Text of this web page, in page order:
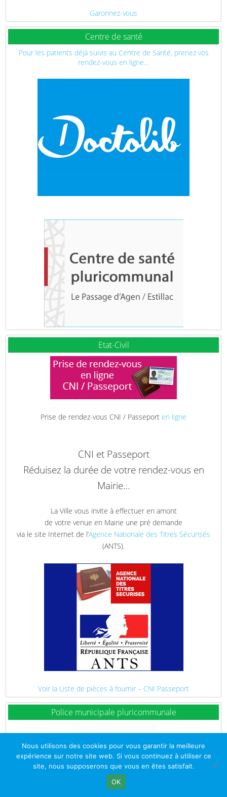
Garonnez-vous
Centre de santé
Pour les patients déjà suivis au Centre de Santé, prenez vos
rendez-vous en ligne…
Etat-Civil
Prise de rendez-vous CNI / Passeport en ligne
CNI et Passeport
Réduisez la durée de votre rendez-vous en
Mairie…
La Ville vous invite à effectuer en amont
de votre venue en Mairie une pré demande
via le site Internet de l’Agence Nationale des Titres Sécurisés
(ANTS).
Voir la Liste de pièces à fournir – CNI Passeport
Police municipale pluricommunale
Nous utilisons des cookies pour vous garantir la meilleure
expérience sur notre site web. Si vous continuez à utiliser ce
site, nous supposerons que vous en êtes satisfait.
OK